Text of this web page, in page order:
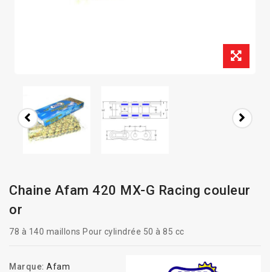
Chaine Afam 420 MX-G Racing couleur
or
78 à 140 maillons Pour cylindrée 50 à 85 cc
Marque: Afam